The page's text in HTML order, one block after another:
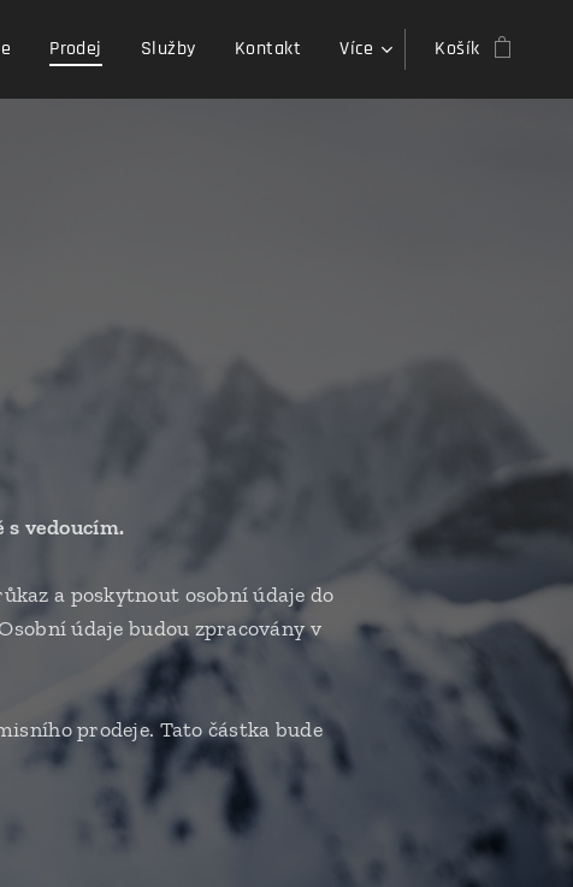
Prodej Služby Kontakt Více Košík
vedoucím.
a poskytnout osobní údaje do
údaje budou zpracovány v
prodeje. Tato částka bude